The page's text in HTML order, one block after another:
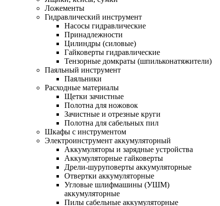
Ложементы
Гидравлический инструмент
Насосы гидравлические
Принадлежности
Цилиндры (силовые)
Гайковерты гидравлические
Тензорные домкраты (шпильконатяжители)
Паяльный инструмент
Паяльники
Расходные материалы
Щетки зачистные
Полотна для ножовок
Зачистные и отрезные круги
Полотна для сабельных пил
Шкафы с инструментом
Электроинструмент аккумуляторный
Аккумуляторы и зарядные устройства
Аккумуляторные гайковерты
Дрели-шуруповерты аккумуляторные
Отвертки аккумуляторные
Угловые шлифмашины (УШМ)
аккумуляторные
Пилы сабельные аккумуляторные